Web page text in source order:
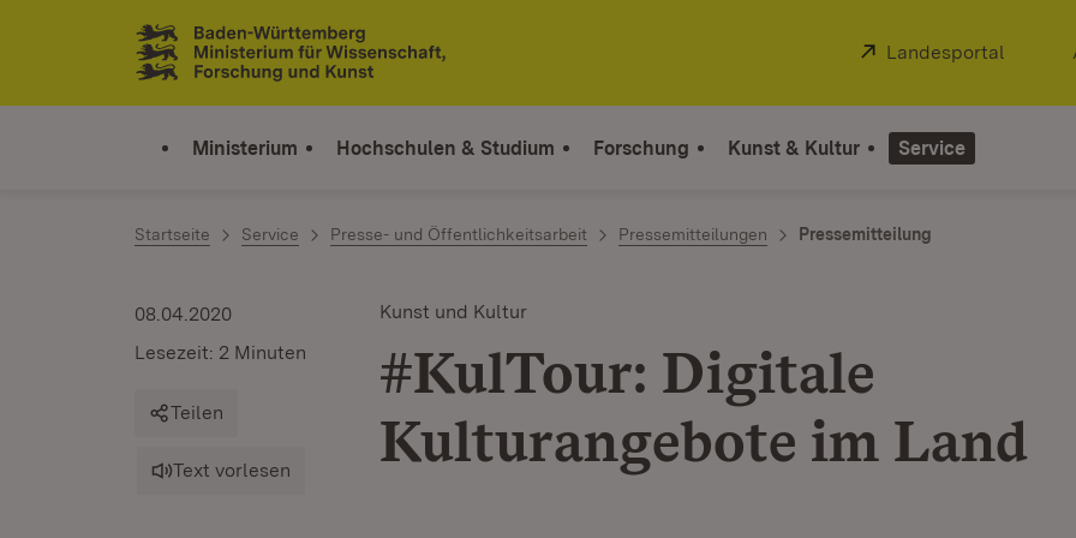
Zum Inhalt springen
Link zur Startseite
Extern:
Landesportal
Ministerium Hochschulen & Studium Forschung Kunst & Kultur Service
Startseite Service Presse- und Öffentlichkeitsarbeit Pressemitteilungen Pressemitteilung
Kunst und Kultur
#KulTour: Digitale
Kulturangebote im Land
08.04.2020
Lesezeit: 2 Minuten
Teilen
Text vorlesen